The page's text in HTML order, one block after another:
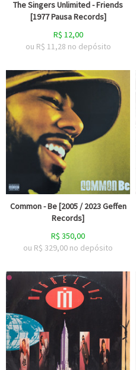
The Singers Unlimited - Friends
[1977 Pausa Records]
R$ 12,00
ou R$ 11,28 no depósito
Common - Be [2005 / 2023 Geffen
Records]
R$ 350,00
ou R$ 329,00 no depósito